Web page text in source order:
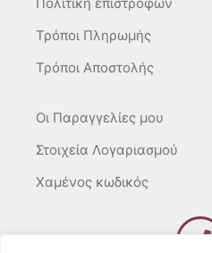
Τρόποι Πληρωμής
Τρόποι Αποστολής
Οι Παραγγελίες μου
Στοιχεία Λογαριασμού
Χαμένος κωδικός